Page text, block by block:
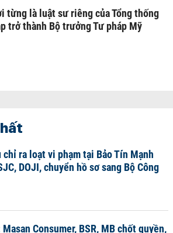
từng là luật sư riêng của Tổng thống
trở thành Bộ trưởng Tư pháp Mỹ
ra loạt vi phạm tại Bảo Tín Mạnh
DOJI, chuyển hồ sơ sang Bộ Công
Consumer, BSR, MB chốt quyền,